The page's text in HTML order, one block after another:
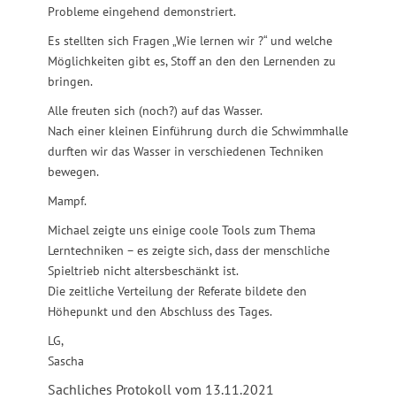
Probleme eingehend demonstriert.
Es stellten sich Fragen „Wie lernen wir ?“ und welche
Möglichkeiten gibt es, Stoff an den den Lernenden zu
bringen.
Alle freuten sich (noch?) auf das Wasser.
Nach einer kleinen Einführung durch die Schwimmhalle
durften wir das Wasser in verschiedenen Techniken
bewegen.
Mampf.
Michael zeigte uns einige coole Tools zum Thema
Lerntechniken – es zeigte sich, dass der menschliche
Spieltrieb nicht altersbeschänkt ist.
Die zeitliche Verteilung der Referate bildete den
Höhepunkt und den Abschluss des Tages.
LG,
Sascha
Sachliches Protokoll vom 13.11.2021